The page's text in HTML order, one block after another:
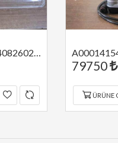
A1408260290 1408260290 MERCEDES W140 SAĞ FAR CAMI BOSCH
79750
ÜRÜNE